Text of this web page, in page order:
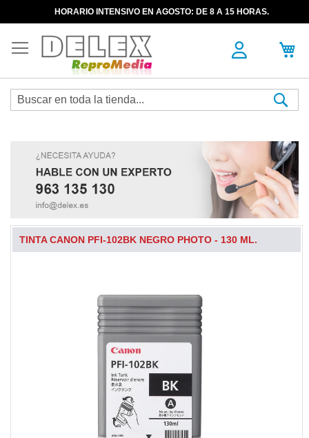
HORARIO INTENSIVO EN AGOSTO: DE 8 A 15 HORAS.
TINTA CANON PFI-102BK NEGRO PHOTO - 130 ML.